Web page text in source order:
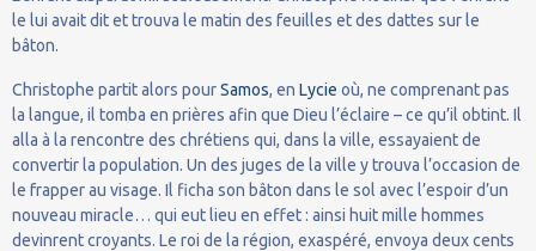
le lui avait dit et trouva le matin des feuilles et des dattes sur le
bâton.
Christophe partit alors pourSamos, en Lycie où, ne comprenant pas
la langue, il tomba en prières afin que Dieu l’éclaire – ce qu’il obtint. Il
alla à la rencontre des chrétiens qui, dans la ville, essayaient de
convertir la population. Un des juges de la ville y trouva l’occasion de
le frapper au visage. Il ficha son bâton dans le sol avec l’espoir d’un
nouveau miracle… qui eut lieu en effet : ainsi huit mille hommes
devinrent croyants. Le roi de la région, exaspéré, envoya deux cents